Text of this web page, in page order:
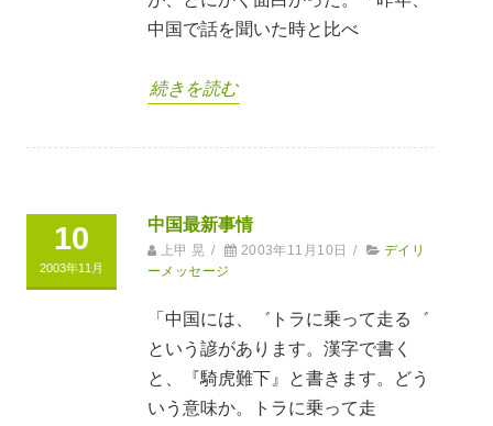
中国で話を聞いた時と比べ
続きを読む
10
2003年11月
中国最新事情
上甲 晃 / 2003年11月10日 /
デイリ
ーメッセージ
「中国には、゛トラに乗って走る゛
という諺があります。漢字で書く
と、『騎虎難下』と書きます。どう
いう意味か。トラに乗って走